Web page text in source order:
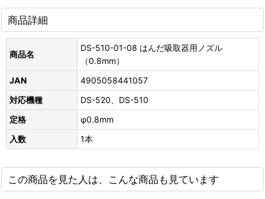
商品詳細
商品名
DS-510-01-08 はんだ吸取器用ノズル
（0.8mm）
JAN
4905058441057
対応機種
DS-520、DS-510
定格
φ0.8mm
入数
1本
この商品を見た人は、こんな商品も見ています